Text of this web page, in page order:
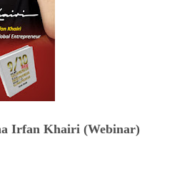
Irfan Khairi (Webinar)